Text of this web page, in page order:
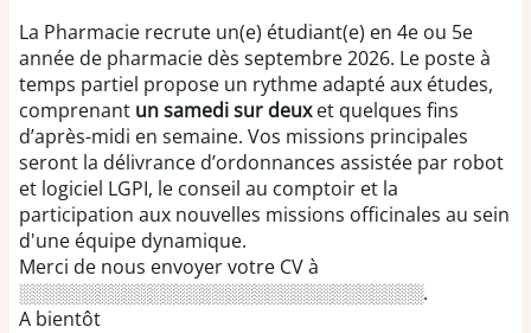
La Pharmacie recrute un(e) étudiant(e) en 4e ou 5e
année de pharmacie dès septembre 2026. Le poste à
temps partiel propose un rythme adapté aux études,
comprenant un samedi sur deuxet quelques fins
d’après-midi en semaine. Vos missions principales
seront la délivrance d’ordonnances assistée par robot
et logiciel LGPI, le conseil au comptoir et la
participation aux nouvelles missions officinales au sein
d'une équipe dynamique.
Merci de nous envoyer votre CV à
░░░░░░░░░░░░░░░░░░░░░░░░░░░░░░░.
A bientôt